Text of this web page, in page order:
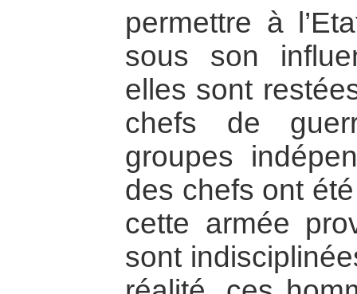
permettre à
sous son
elles sont
chefs de
groupes
des chefs ont
cette armée
sont